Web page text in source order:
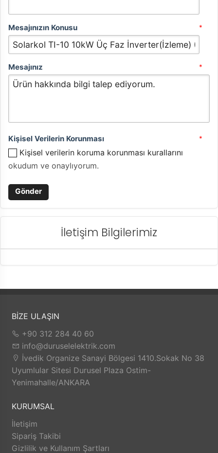
Mesajınızın Konusu *
Mesajınız *
Kişisel Verilerin Korunması
Kişisel verilerin koruma korunması kurallarını
okudum ve onaylıyorum.
*
İletişim Bilgilerimiz
BİZE ULAŞIN
+90 312 284 40 60
info@duruselelektrik.com
İvedik Organize Sanayi Bölgesi 1410.Sokak No 38
Uyumlular Sitesi Durusel Plaza Ostim-
Yenimahalle/ANKARA
KURUMSAL
İletişim
Sipariş Takibi
Gizlilik ve Kullanım Şartları